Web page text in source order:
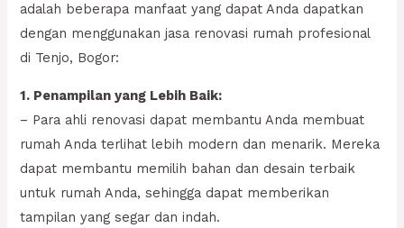
adalah beberapa manfaat yang dapat Anda dapatkan
dengan menggunakan jasa renovasi rumah profesional
di Tenjo, Bogor:
1. Penampilan yang Lebih Baik:
– Para ahli renovasi dapat membantu Anda membuat
rumah Anda terlihat lebih modern dan menarik. Mereka
dapat membantu memilih bahan dan desain terbaik
untuk rumah Anda, sehingga dapat memberikan
tampilan yang segar dan indah.